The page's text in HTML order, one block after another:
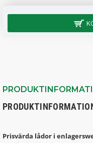
Prisvärda lådor i